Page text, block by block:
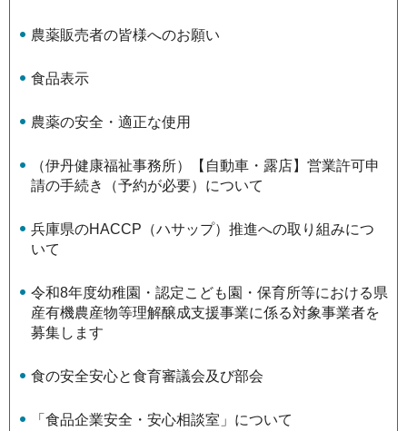
農薬販売者の皆様へのお願い
食品表示
農薬の安全・適正な使用
（伊丹健康福祉事務所）【自動車・露店】営業許可申
請の手続き（予約が必要）について
兵庫県のHACCP（ハサップ）推進への取り組みにつ
いて
令和8年度幼稚園・認定こども園・保育所等における県
産有機農産物等理解醸成支援事業に係る対象事業者を
募集します
食の安全安心と食育審議会及び部会
「食品企業安全・安心相談室」について